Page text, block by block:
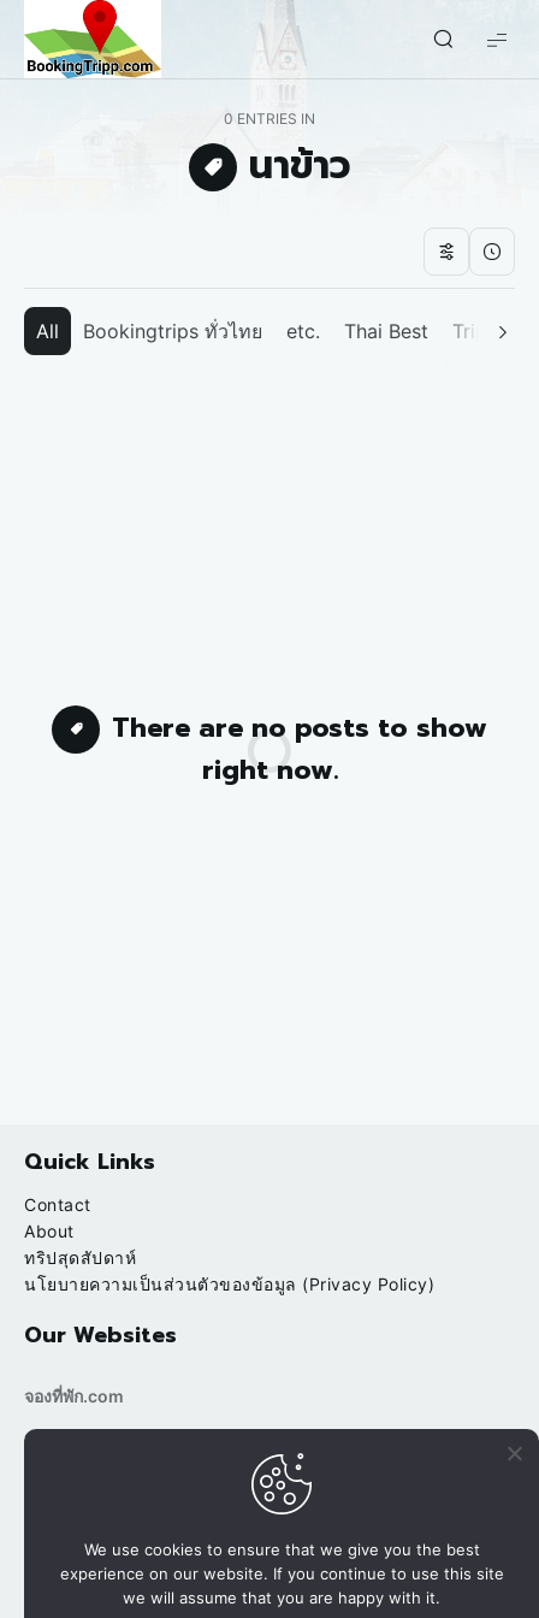
bookingtripp.com
0 ENTRIES IN
นาข้าว
All Bookingtrips ทั่วไทย etc. Thai Best Tripp
There are no posts to show
right now.
Quick Links
Contact
About
ทริปสุดสัปดาห์
นโยบายความเป็นส่วนตัวของข้อมูล (Privacy Policy)
Our Websites
จองที่พัก.com
bookingtripp.com
นาขั้นบันได ปางมะโอ นาเลยคี เชียงใหม่
We use cookies to ensure that we give you the best
experience on our website. If you continue to use this site
we will assume that you are happy with it.